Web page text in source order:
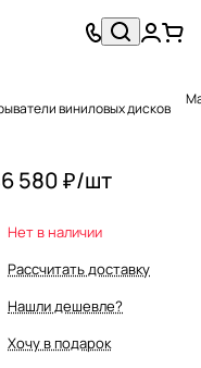
виниловых дисков
580 ₽/шт
Нет в наличии
Рассчитать доставку
Нашли дешевле?
Хочу в подарок